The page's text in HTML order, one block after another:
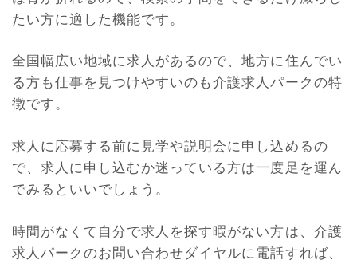
たい方に適した機能です。
全国幅広い地域に求人があるので、地方に住んでい
る方も仕事を見つけやすいのも介護求人パークの特
徴です。
求人に応募する前に見学や説明会に申し込めるの
で、求人に申し込むか迷っている方は一度足を運ん
でみるといいでしょう。
時間がなくて自分で求人を探す暇がない方は、介護
求人パークのお問い合わせダイヤルに電話すれば、